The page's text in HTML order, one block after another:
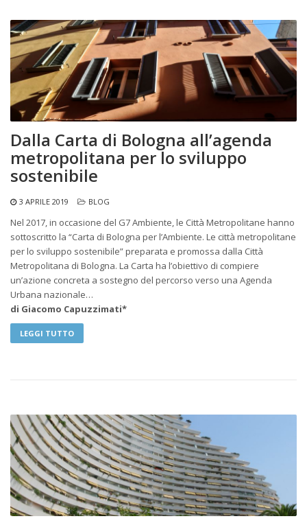
Dalla Carta di Bologna all’agenda
metropolitana per lo sviluppo
sostenibile
3 APRILE 2019 BLOG
Nel 2017, in occasione del G7 Ambiente, le Città Metropolitane hanno
sottoscritto la “Carta di Bologna per l’Ambiente. Le città metropolitane
per lo sviluppo sostenibile” preparata e promossa dalla Città
Metropolitana di Bologna. La Carta ha l’obiettivo di compiere
un’azione concreta a sostegno del percorso verso una Agenda
Urbana nazionale…
di Giacomo Capuzzimati*
LEGGI TUTTO